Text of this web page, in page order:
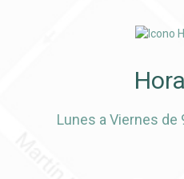
Lunes a Viernes de